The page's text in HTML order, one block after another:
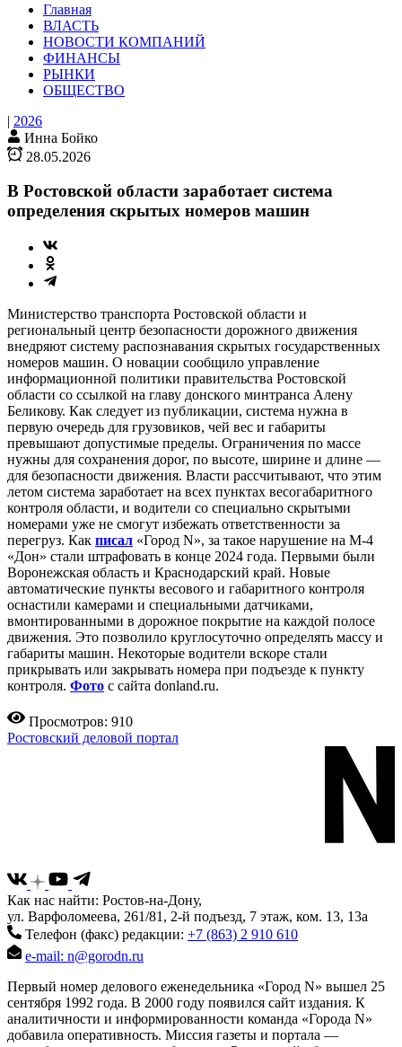
Главная
ВЛАСТЬ
НОВОСТИ КОМПАНИЙ
ФИНАНСЫ
РЫНКИ
ОБЩЕСТВО
| 2026
Инна Бойко
28.05.2026
В Ростовской области заработает система
определения скрытых номеров машин
Министерство транспорта Ростовской области и
региональный центр безопасности дорожного движения
внедряют систему распознавания скрытых государственных
номеров машин. О новации сообщило управление
информационной политики правительства Ростовской
области со ссылкой на главу донского минтранса Алену
Беликову. Как следует из публикации, система нужна в
первую очередь для грузовиков, чей вес и габариты
превышают допустимые пределы. Ограничения по массе
нужны для сохранения дорог, по высоте, ширине и длине —
для безопасности движения. Власти рассчитывают, что этим
летом система заработает на всех пунктах весогабаритного
контроля области, и водители со специально скрытыми
номерами уже не смогут избежать ответственности за
перегруз. Как писал «Город N», за такое нарушение на М-4
«Дон» стали штрафовать в конце 2024 года. Первыми были
Воронежская область и Краснодарский край. Новые
автоматические пункты весового и габаритного контроля
оснастили камерами и специальными датчиками,
вмонтированными в дорожное покрытие на каждой полосе
движения. Это позволило круглосуточно определять массу и
габариты машин. Некоторые водители вскоре стали
прикрывать или закрывать номера при подъезде к пункту
контроля. Фото с сайта donland.ru.
Просмотров: 910
Ростовский деловой портал
Как нас найти: Ростов-на-Дону,
ул. Варфоломеева, 261/81, 2-й подъезд, 7 этаж, ком. 13, 13а
Телефон (факс) редакции: +7 (863) 2 910 610
e-mail: n@gorodn.ru
Первый номер делового еженедельника «Город N» вышел 25
сентября 1992 года. В 2000 году появился сайт издания. К
аналитичности и информированности команда «Города N»
добавила оперативность. Миссия газеты и портала —